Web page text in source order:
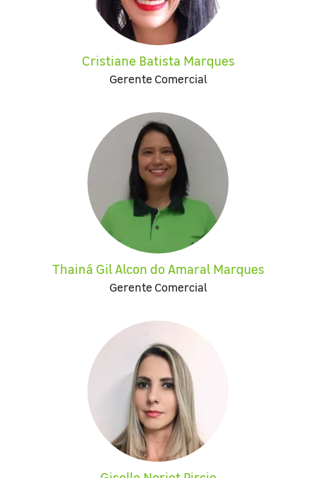
Cristiane Batista Marques
Gerente Comercial
Thainá Gil Alcon do Amaral Marques
Gerente Comercial